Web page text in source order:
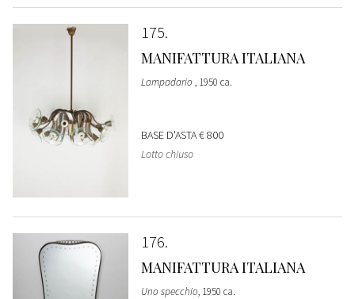
175
MANIFATTURA ITALIANA
Lampadario , 1950 ca.
BASE D'ASTA€ 800
Lotto chiuso
176
MANIFATTURA ITALIANA
Uno specchio, 1950 ca.